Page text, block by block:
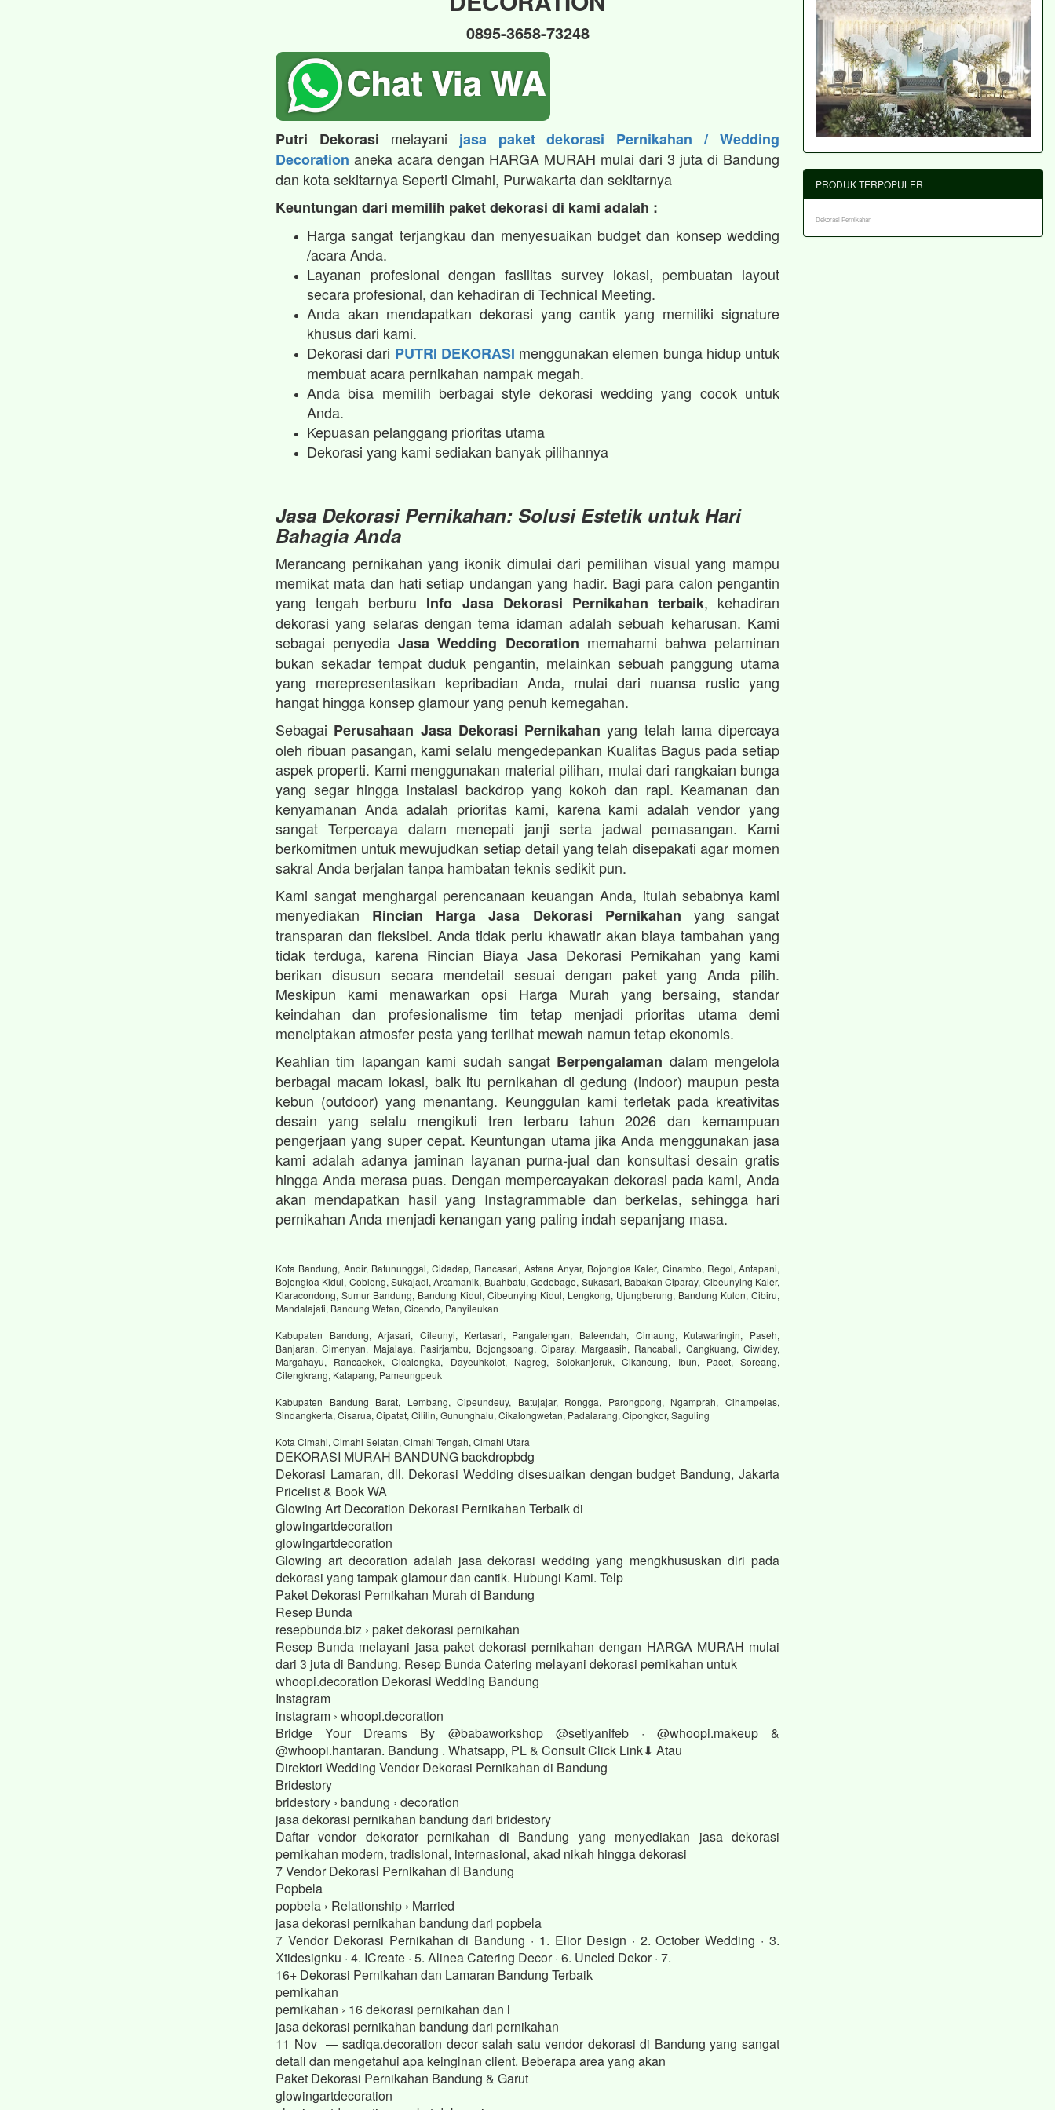
0895-3658-73248
Putri Dekorasi melayani jasa paket dekorasi Pernikahan / Wedding
Decoration aneka acara dengan HARGA MURAH mulai dari 3 juta di Bandung
dan kota sekitarnya Seperti Cimahi, Purwakarta dan sekitarnya
Keuntungan dari memilih paket dekorasi di kami adalah :
Harga sangat terjangkau dan menyesuaikan budget dan konsep wedding
/acara Anda.
Layanan profesional dengan fasilitas survey lokasi, pembuatan layout
secara profesional, dan kehadiran di Technical Meeting.
Anda akan mendapatkan dekorasi yang cantik yang memiliki signature
khusus dari kami.
Dekorasi dari PUTRI DEKORASI menggunakan elemen bunga hidup untuk
membuat acara pernikahan nampak megah.​
Anda bisa memilih berbagai style dekorasi wedding yang cocok untuk
Anda.
Kepuasan pelanggang prioritas utama
Dekorasi yang kami sediakan banyak pilihannya
Jasa Dekorasi Pernikahan: Solusi Estetik untuk Hari
Bahagia Anda
Merancang pernikahan yang ikonik dimulai dari pemilihan visual yang mampu
memikat mata dan hati setiap undangan yang hadir. Bagi para calon pengantin
yang tengah berburu Info Jasa Dekorasi Pernikahan terbaik, kehadiran
dekorasi yang selaras dengan tema idaman adalah sebuah keharusan. Kami
sebagai penyediaJasa Wedding Decoration memahami bahwa pelaminan
bukan sekadar tempat duduk pengantin, melainkan sebuah panggung utama
yang merepresentasikan kepribadian Anda, mulai dari nuansa rustic yang
hangat hingga konsep glamour yang penuh kemegahan.
Sebagai Perusahaan Jasa Dekorasi Pernikahan yang telah lama dipercaya
oleh ribuan pasangan, kami selalu mengedepankan Kualitas Bagus pada setiap
aspek properti. Kami menggunakan material pilihan, mulai dari rangkaian bunga
yang segar hingga instalasi backdrop yang kokoh dan rapi. Keamanan dan
kenyamanan Anda adalah prioritas kami, karena kami adalah vendor yang
sangat Terpercaya dalam menepati janji serta jadwal pemasangan. Kami
berkomitmen untuk mewujudkan setiap detail yang telah disepakati agar momen
sakral Anda berjalan tanpa hambatan teknis sedikit pun.
Kami sangat menghargai perencanaan keuangan Anda, itulah sebabnya kami
menyediakan Rincian Harga Jasa Dekorasi Pernikahan yang sangat
transparan dan fleksibel. Anda tidak perlu khawatir akan biaya tambahan yang
tidak terduga, karena Rincian Biaya Jasa Dekorasi Pernikahan yang kami
berikan disusun secara mendetail sesuai dengan paket yang Anda pilih.
Meskipun kami menawarkan opsi Harga Murah yang bersaing, standar
keindahan dan profesionalisme tim tetap menjadi prioritas utama demi
menciptakan atmosfer pesta yang terlihat mewah namun tetap ekonomis.
Keahlian tim lapangan kami sudah sangat Berpengalaman dalam mengelola
berbagai macam lokasi, baik itu pernikahan di gedung (indoor) maupun pesta
kebun (outdoor) yang menantang. Keunggulan kami terletak pada kreativitas
desain yang selalu mengikuti tren terbaru tahun 2026 dan kemampuan
pengerjaan yang super cepat. Keuntungan utama jika Anda menggunakan jasa
kami adalah adanya jaminan layanan purna-jual dan konsultasi desain gratis
hingga Anda merasa puas. Dengan mempercayakan dekorasi pada kami, Anda
akan mendapatkan hasil yang Instagrammable dan berkelas, sehingga hari
pernikahan Anda menjadi kenangan yang paling indah sepanjang masa.
Kota Bandung, Andir, Batununggal, Cidadap, Rancasari, Astana Anyar, Bojongloa Kaler, Cinambo, Regol, Antapani,
Bojongloa Kidul, Coblong, Sukajadi, Arcamanik, Buahbatu, Gedebage, Sukasari, Babakan Ciparay, Cibeunying Kaler,
Kiaracondong, Sumur Bandung, Bandung Kidul, Cibeunying Kidul, Lengkong, Ujungberung, Bandung Kulon, Cibiru,
Mandalajati, Bandung Wetan, Cicendo, Panyileukan
Kabupaten Bandung, Arjasari, Cileunyi, Kertasari, Pangalengan, Baleendah, Cimaung, Kutawaringin, Paseh,
Banjaran, Cimenyan, Majalaya, Pasirjambu, Bojongsoang, Ciparay, Margaasih, Rancabali, Cangkuang, Ciwidey,
Margahayu, Rancaekek, Cicalengka, Dayeuhkolot, Nagreg, Solokanjeruk, Cikancung, Ibun, Pacet, Soreang,
Cilengkrang, Katapang, Pameungpeuk
Kabupaten Bandung Barat, Lembang, Cipeundeuy, Batujajar, Rongga, Parongpong, Ngamprah, Cihampelas,
Sindangkerta, Cisarua, Cipatat, Cililin, Gununghalu, Cikalongwetan, Padalarang, Cipongkor, Saguling
Kota Cimahi, Cimahi Selatan, Cimahi Tengah, Cimahi Utara
DEKORASI MURAH BANDUNG backdropbdg
Dekorasi Lamaran, dll. Dekorasi Wedding disesuaikan dengan budget Bandung, Jakarta
Pricelist & Book WA
Glowing Art Decoration Dekorasi Pernikahan Terbaik di
glowingartdecoration
glowingartdecoration
Glowing art decoration adalah jasa dekorasi wedding yang mengkhususkan diri pada
dekorasi yang tampak glamour dan cantik. Hubungi Kami. Telp
Paket Dekorasi Pernikahan Murah di Bandung
Resep Bunda
resepbunda.biz › paket dekorasi pernikahan
Resep Bunda melayani jasa paket dekorasi pernikahan dengan HARGA MURAH mulai
dari 3 juta di Bandung. Resep Bunda Catering melayani dekorasi pernikahan untuk
whoopi.decoration Dekorasi Wedding Bandung
Instagram
instagram › whoopi.decoration
Bridge Your Dreams By @babaworkshop @setiyanifeb · @whoopi.makeup &
@whoopi.hantaran. Bandung . Whatsapp, PL & Consult Click Link⬇ Atau
Direktori Wedding Vendor Dekorasi Pernikahan di Bandung
Bridestory
bridestory › bandung › decoration
jasa dekorasi pernikahan bandung dari bridestory
Daftar vendor dekorator pernikahan di Bandung yang menyediakan jasa dekorasi
pernikahan modern, tradisional, internasional, akad nikah hingga dekorasi
7 Vendor Dekorasi Pernikahan di Bandung
Popbela
popbela › Relationship › Married
jasa dekorasi pernikahan bandung dari popbela
7 Vendor Dekorasi Pernikahan di Bandung · 1. Elior Design · 2. October Wedding · 3.
Xtidesignku · 4. ICreate · 5. Alinea Catering Decor · 6. Uncled Dekor · 7.
16+ Dekorasi Pernikahan dan Lamaran Bandung Terbaik
pernikahan
pernikahan › 16 dekorasi pernikahan dan l
jasa dekorasi pernikahan bandung dari pernikahan
11 Nov — sadiqa.decoration decor salah satu vendor dekorasi di Bandung yang sangat
detail dan mengetahui apa keinginan client. Beberapa area yang akan
Paket Dekorasi Pernikahan Bandung & Garut
glowingartdecoration
PRODUK TERPOPULER
Dekorasi Pernikahan